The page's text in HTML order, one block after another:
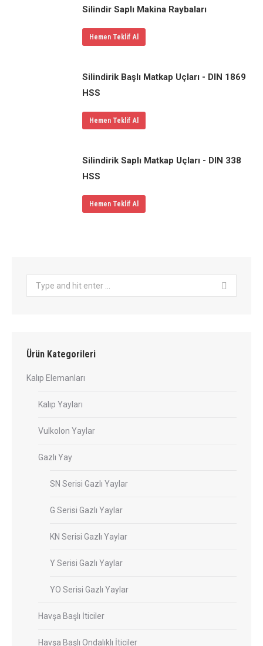
Silindir Saplı Makina Raybaları
Hemen Teklif Al
Silindirik Başlı Matkap Uçları - DIN 1869
HSS
Hemen Teklif Al
Silindirik Saplı Matkap Uçları - DIN 338
HSS
Hemen Teklif Al
Search:
Ürün Kategorileri
Kalıp Elemanları
Kalıp Yayları
Vulkolon Yaylar
Gazlı Yay
SN Serisi Gazlı Yaylar
G Serisi Gazlı Yaylar
KN Serisi Gazlı Yaylar
Y Serisi Gazlı Yaylar
YO Serisi Gazlı Yaylar
Havşa Başlı İticiler
Havşa Başlı Ondalıklı İticiler